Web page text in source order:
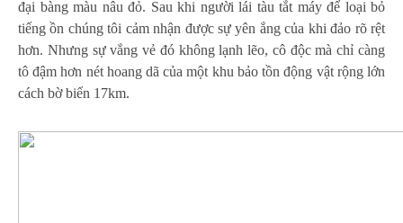
đại bàng màu nâu đỏ. Sau khi người lái tàu tắt máy để loại bỏ
tiếng ồn chúng tôi cảm nhận được sự yên ắng của khi đảo rõ rệt
hơn. Nhưng sự vắng vẻ đó không lạnh lẽo, cô độc mà chỉ càng
tô đậm hơn nét hoang dã của một khu bảo tồn động vật rộng lớn
cách bờ biển 17km.